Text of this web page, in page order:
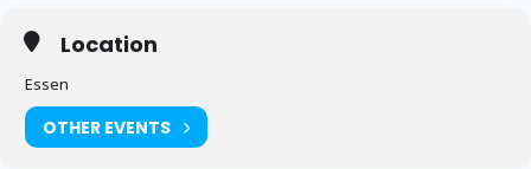
Location
Essen
OTHER EVENTS